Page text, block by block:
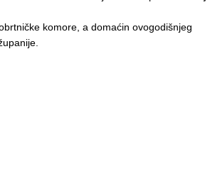
komore, a domaćin ovogodišnjeg